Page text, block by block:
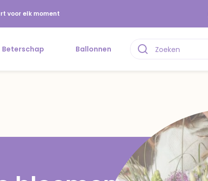
voor elk moment
Beterschap Ballonnen